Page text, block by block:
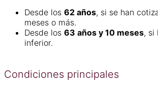
Desde los 62 años, si se han
meses o más.
Desde los 63 años y 10 meses, si
inferior.
Condiciones principales